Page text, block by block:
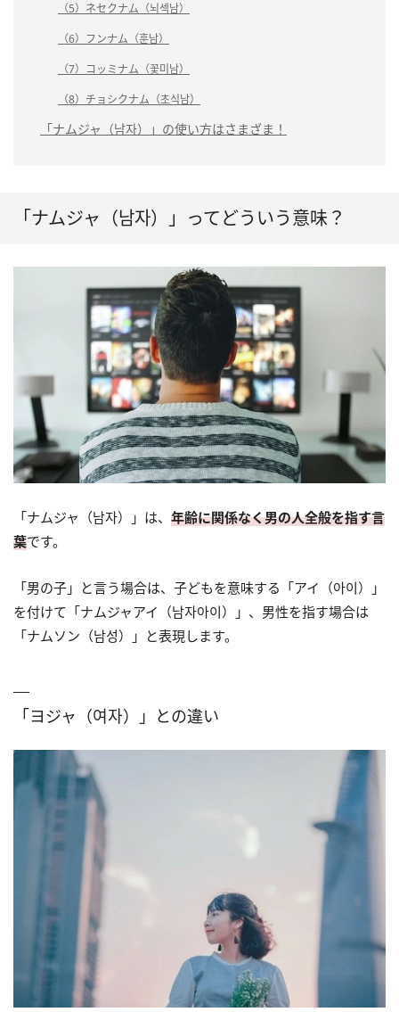
（5）ネセクナム（뇌섹남）
（6）フンナム（훈남）
（7）コッミナム（꽃미남）
（8）チョシクナム（초식남）
「ナムジャ（남자）」の使い方はさまざま！
「ナムジャ（남자）」ってどういう意味？
「ナムジャ（남자）」は、 年齢に関係なく男の人全般を指す言
葉です。
「男の子」と言う場合は、子どもを意味する「アイ（아이）」
を付けて「ナムジャアイ（남자아이）」、男性を指す場合は
「ナムソン（남성）」と表現します。
「ヨジャ（여자）」との違い